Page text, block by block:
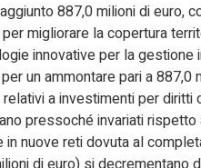
887,0 milioni di euro,
migliorare la copertura
innovative per la
un ammontare pari a 887,0
a investimenti per diritti
pressoché invariati
nuove reti dovuta al